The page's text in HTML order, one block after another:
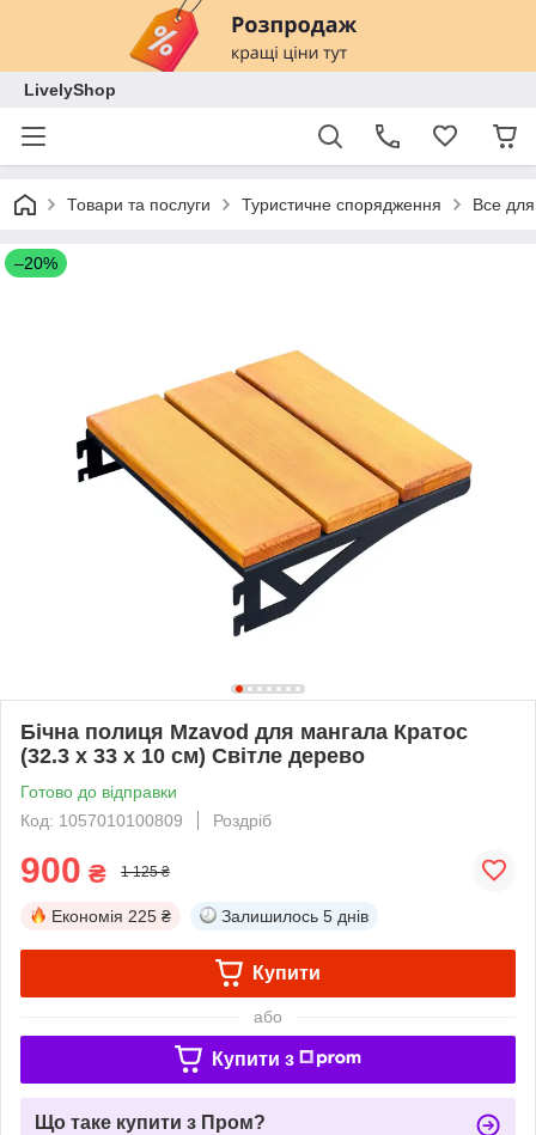
LivelyShop
Товари та послуги Туристичне спорядження Все для
–20%
Бічна полиця Mzavod для мангала Кратос
(32.3 х 33 х 10 см) Світле дерево
Готово до відправки
Код: 1057010100809
Роздріб
900 ₴ 1 125 ₴
Економія 225 ₴ Залишилось 5 днів
Купити
або
Купити з
Що таке купити з Пром?